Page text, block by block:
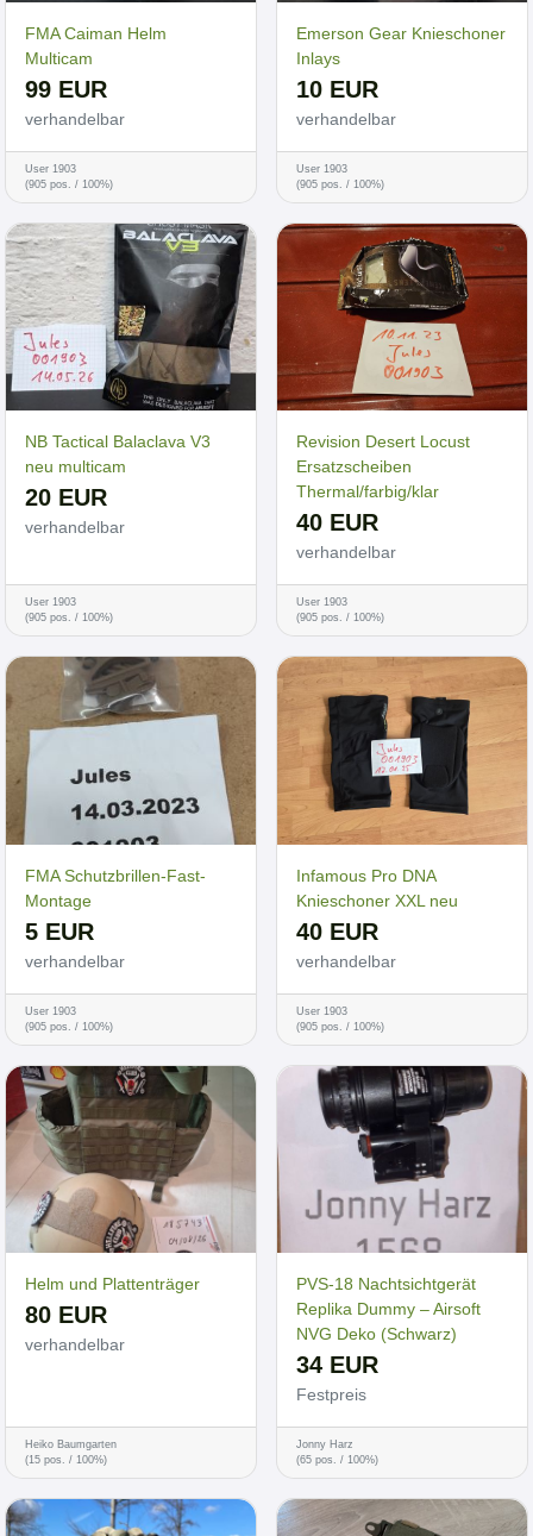
FMA Caiman Helm
Multicam
99 EUR
verhandelbar
User 1903
(905 pos. / 100%)
Emerson Gear Knieschoner
Inlays
10 EUR
verhandelbar
User 1903
(905 pos. / 100%)
NB Tactical Balaclava V3
neu multicam
20 EUR
verhandelbar
User 1903
(905 pos. / 100%)
Revision Desert Locust
Ersatzscheiben
Thermal/farbig/klar
40 EUR
verhandelbar
User 1903
(905 pos. / 100%)
FMA Schutzbrillen-Fast-
Montage
5 EUR
verhandelbar
User 1903
(905 pos. / 100%)
Infamous Pro DNA
Knieschoner XXL neu
40 EUR
verhandelbar
User 1903
(905 pos. / 100%)
Helm und Plattenträger
80 EUR
verhandelbar
Heiko Baumgarten
(15 pos. / 100%)
PVS-18 Nachtsichtgerät
Replika Dummy – Airsoft
NVG Deko (Schwarz)
34 EUR
Festpreis
Jonny Harz
(65 pos. / 100%)